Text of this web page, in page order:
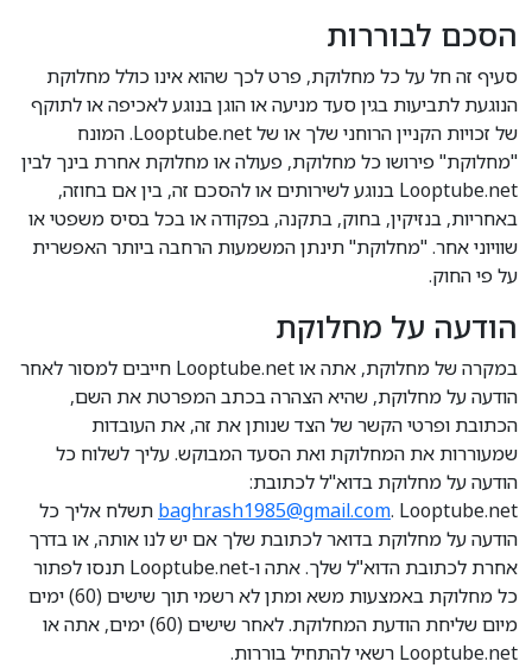
הסכם לבוררות
סעיף זה חל על כל מחלוקת, פרט לכך שהוא אינו כולל מחלוקת
הנוגעת לתביעות בגין סעד מניעה או הוגן בנוגע לאכיפה או לתוקף
של זכויות הקניין הרוחני שלך או של Looptube.net. המונח
"מחלוקת" פירושו כל מחלוקת, פעולה או מחלוקת אחרת בינך לבין
Looptube.net בנוגע לשירותים או להסכם זה, בין אם בחוזה,
באחריות, בנזיקין, בחוק, בתקנה, בפקודה או בכל בסיס משפטי או
שוויוני אחר. "מחלוקת" תינתן המשמעות הרחבה ביותר האפשרית
על פי החוק.
הודעה על מחלוקת
במקרה של מחלוקת, אתה או Looptube.net חייבים למסור לאחר
הודעה על מחלוקת, שהיא הצהרה בכתב המפרטת את השם,
הכתובת ופרטי הקשר של הצד שנותן את זה, את העובדות
שמעוררות את המחלוקת ואת הסעד המבוקש. עליך לשלוח כל
הודעה על מחלוקת בדוא"ל לכתובת:
baghrash1985@gmail.com . Looptube.net תשלח אליך כל
הודעה על מחלוקת בדואר לכתובת שלך אם יש לנו אותה, או בדרך
אחרת לכתובת הדוא"ל שלך. אתה ו-Looptube.net תנסו לפתור
כל מחלוקת באמצעות משא ומתן לא רשמי תוך שישים (60) ימים
מיום שליחת הודעת המחלוקת. לאחר שישים (60) ימים, אתה או
Looptube.net רשאי להתחיל בוררות.